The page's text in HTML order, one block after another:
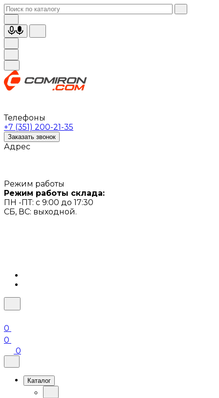
Телефоны
+7 (351) 200-21-35
Заказать звонок
Адрес
Режим работы
Режим работы склада:
ПН -ПТ: с 9:00 до 17:30
СБ, ВС: выходной.
0
0
0
Каталог